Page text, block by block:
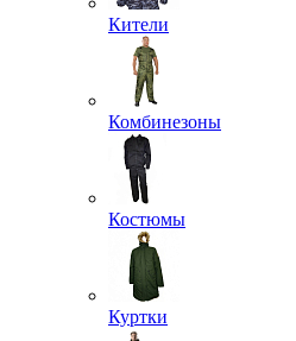
Кители
Комбинезоны
Костюмы
Куртки